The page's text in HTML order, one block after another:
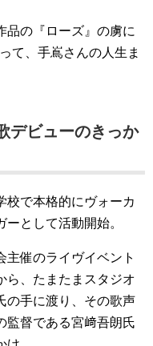
品の『ローズ』の虜に
て、手嶌さんの人生ま
デビューのきっか
校で本格的にヴォーカ
として活動開始。
主催のライヴイベント
ら、たまたまスタジオ
の手に渡り、その歌声
監督である宮﨑吾朗氏